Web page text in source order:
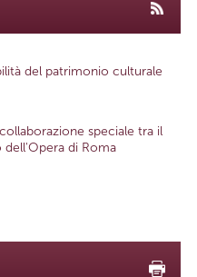
del patrimonio culturale
speciale tra il
dell'Opera di Roma